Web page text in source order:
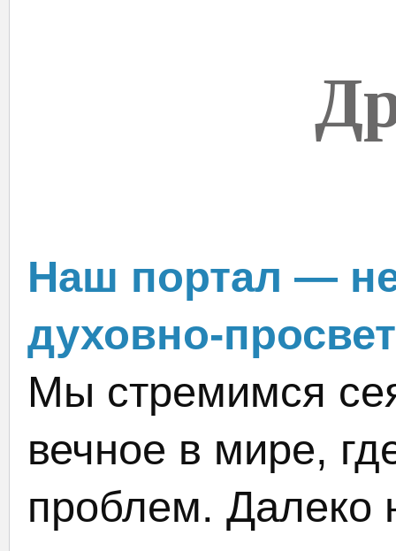
Наш портал —
духовно-
Мы стремимся
вечное в мире,
проблем. Далеко